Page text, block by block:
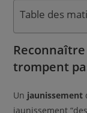
Table des
trompent
Un jaunissement
jaunissement